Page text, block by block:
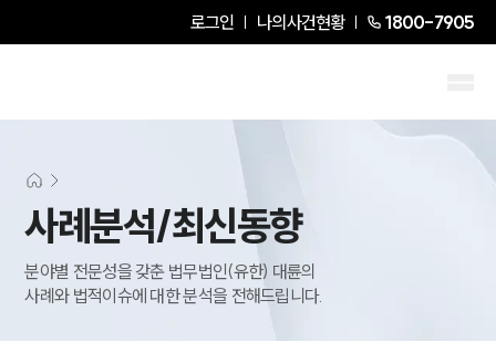
로그인 나의사건현황 1800-7905
사례분석/최신동향
분야별 전문성을 갖춘 법무법인(유한) 대륜의
사례와 법적이슈에 대한 분석을 전해드립니다.